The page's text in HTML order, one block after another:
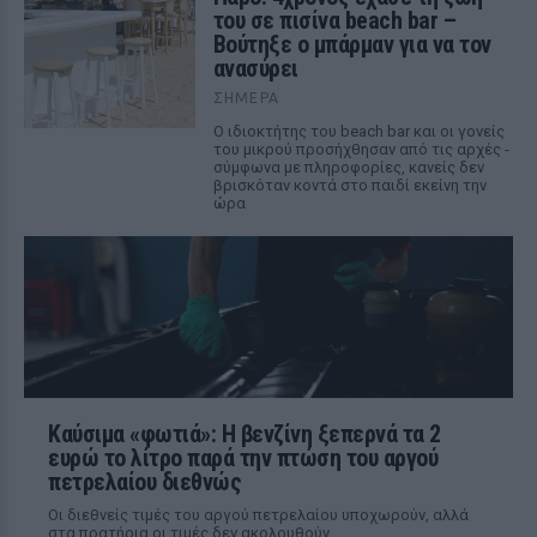
του σε πισίνα beach bar –
Βούτηξε ο μπάρμαν για να τον
ανασύρει
ΣΉΜΕΡΑ
Ο ιδιοκτήτης του beach bar και οι γονείς
του μικρού προσήχθησαν από τις αρχές -
σύμφωνα με πληροφορίες, κανείς δεν
βρισκόταν κοντά στο παιδί εκείνη την
ώρα
Καύσιμα «φωτιά»: Η βενζίνη ξεπερνά τα 2
ευρώ το λίτρο παρά την πτώση του αργού
πετρελαίου διεθνώς
Οι διεθνείς τιμές του αργού πετρελαίου υποχωρούν, αλλά
στα πρατήρια οι τιμές δεν ακολουθούν